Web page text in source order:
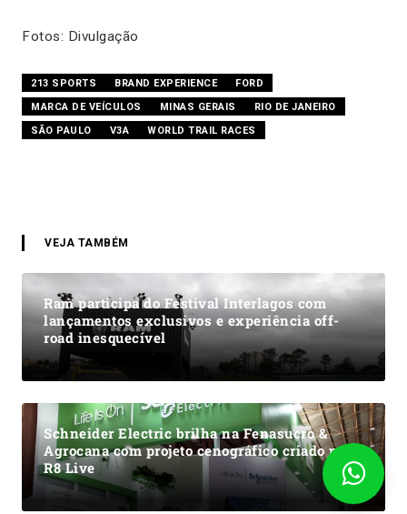
Fotos: Divulgação
213 SPORTS BRAND EXPERIENCE
FORD
MARCA DE VEÍCULOS
MINAS GERAIS
RIO DE JANEIRO
SÃO PAULO
V3A WORLD TRAIL RACES
VEJA TAMBÉM
Ram participa do Festival Interlagos com
lançamentos exclusivos e experiência off-
road inesquecível
Schneider Electric brilha na Fenasucro &
Agrocana com projeto cenográfico criado pela
R8 Live